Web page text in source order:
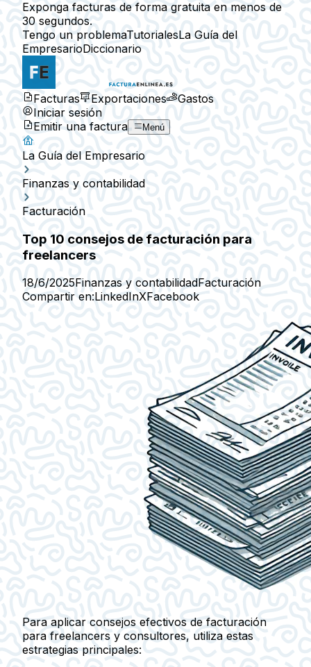
Exponga facturas de forma gratuita en menos de
30 segundos.
Tengo un problemaTutorialesLa Guía del
EmpresarioDiccionario
Facturas Exportaciones
Gastos
Iniciar sesión
Emitir una factura
Menú
La Guía del Empresario
Finanzas y contabilidad
Facturación
Top 10 consejos de facturación para
freelancers
18/6/2025Finanzas y contabilidadFacturación
Compartir en:LinkedInXFacebook
Para aplicar consejos efectivos de facturación
para freelancers y consultores, utiliza estas
estrategias principales: